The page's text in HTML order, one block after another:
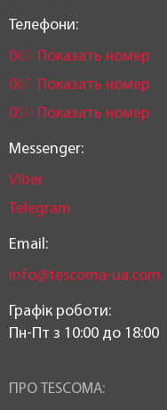
Телефони:
063 Показать номер
067 Показать номер
050 Показать номер
Messenger:
Viber
Telegram
Email:
info@tescoma-ua.com
Графік роботи:
Пн-Пт з 10:00 до 18:00
ПРО TESCOMA: